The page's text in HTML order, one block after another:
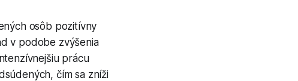
osôb pozitívny
v podobe zvýšenia
prácu
čím sa zníži